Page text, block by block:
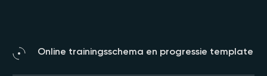
Online trainingsschema en progressie template